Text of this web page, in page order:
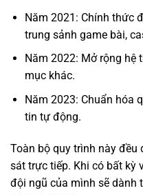
Năm 2021: Chính thức
trung sảnh game bài,
Năm 2022: Mở rộng hệ
mục khác.
Năm 2023: Chuẩn hóa
tin tự động.
Toàn bộ quy trình này đều
sát trực tiếp. Khi có bất kỳ
đội ngũ của mình sẽ dành